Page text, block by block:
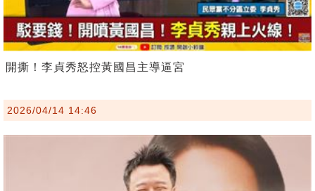
開撕！李貞秀怒控黃國昌主導逼宮
2026/04/14 14:46